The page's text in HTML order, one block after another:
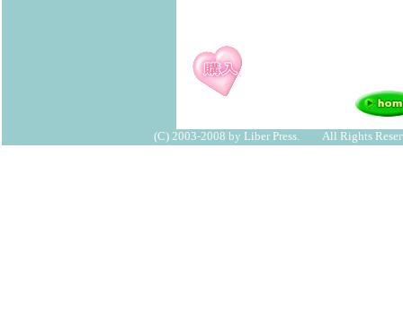
(C) 2003-2008 by Liber Press. All Rights